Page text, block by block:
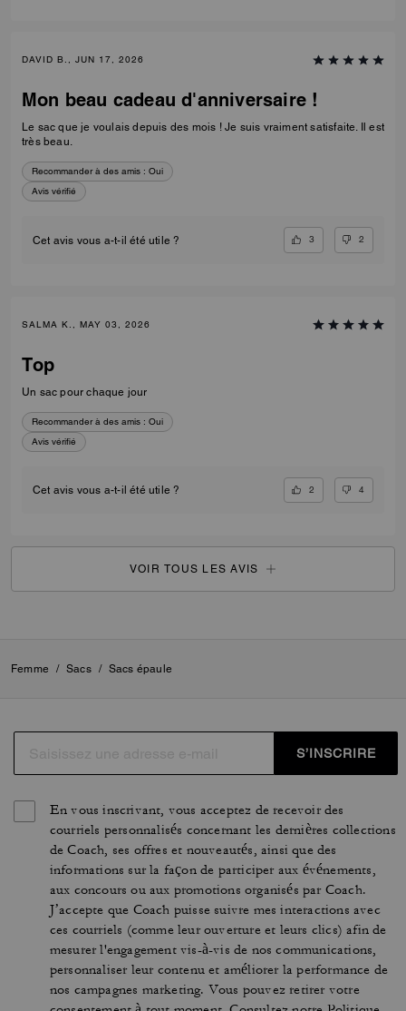
DAVID B., JUN 17, 2026
Mon beau cadeau d'anniversaire !
Le sac que je voulais depuis des mois ! Je suis vraiment satisfaite. Il est
très beau.
Recommander à des amis : Oui
Avis vérifié
Cet avis vous a-t-il été utile ? 3 2
SALMA K., MAY 03, 2026
Top
Un sac pour chaque jour
Recommander à des amis : Oui
Avis vérifié
Cet avis vous a-t-il été utile ? 2 4
VOIR TOUS LES AVIS
Femme / Sacs / Sacs épaule
S’INSCRIRE
En vous inscrivant, vous acceptez de recevoir des
courriels personnalisés concernant les dernières collections
de Coach, ses offres et nouveautés, ainsi que des
informations sur la façon de participer aux événements,
aux concours ou aux promotions organisés par Coach.
J’accepte que Coach puisse suivre mes interactions avec
ces courriels (comme leur ouverture et leurs clics) afin de
mesurer l'engagement vis-à-vis de nos communications,
personnaliser leur contenu et améliorer la performance de
nos campagnes marketing. Vous pouvez retirer votre